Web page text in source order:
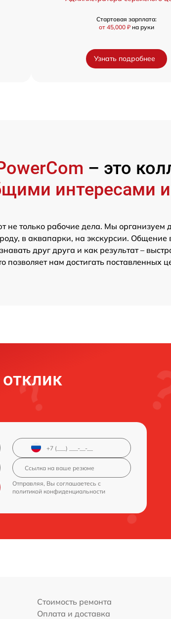
Стартовая зарплата:
от 45,000 ₽ на руки
Узнать подробнее
– это
интересами
не только рабочие дела. Мы организуем
в аквапарки, на экскурсии. Общение
друг друга и как результат –
позволяет нам достигать поставленных
Отправляя, Вы соглашаетесь с
политикой конфиденциальности
Стоимость ремонта
Оплата и доставка